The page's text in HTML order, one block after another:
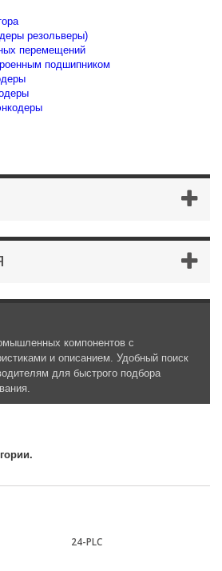
резольверы)
перемещений
подшипником
компонентов с
и описанием. Удобный поиск
для быстрого подбора
24-PLC